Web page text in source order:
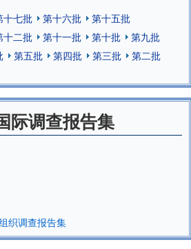
十七批 第十六批
第十五批
十二批 第十一批 第十批
第九批
第五批 第四批 第三批
第二批
际调查报告集
织调查报告集